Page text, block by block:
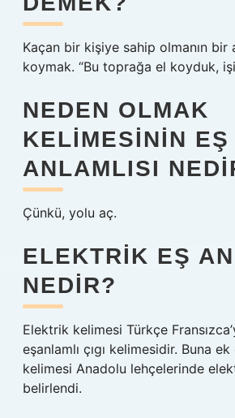
Kaçan bir kişiye sahip olmanın bir
koymak. “Bu toprağa el koyduk,
NEDEN OLMAK
KELIMESININ EŞ
ANLAMLISI
Çünkü, yolu aç.
ELEKTRIK EŞ
NEDIR?
Elektrik kelimesi Türkçe
eşanlamlı çıgı kelimesidir. Buna
kelimesi Anadolu lehçelerinde
belirlendi.